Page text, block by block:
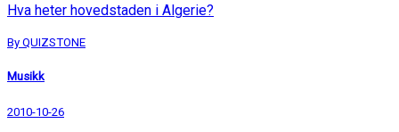
Hva heter hovedstaden i Algerie?
By QUIZSTONE
Musikk
2010-10-26